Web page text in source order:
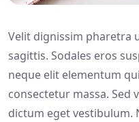
Velit dignissim pharetra
sagittis. Sodales eros
neque elit elementum
consectetur massa. Sed
dictum eget vestibulum.